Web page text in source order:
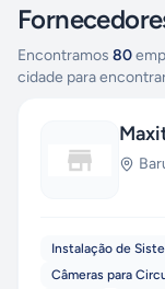
Encontramos 80
cidade para
Instalação de
Câmeras para